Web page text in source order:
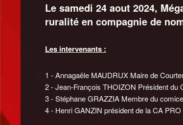
Le samedi 24 aout 2024,
ruralité en compagnie de
Les intervenants :
1 - Annagaële MAUDRUX Maire de
2 - Jean-François THOIZON Président du
3 - Stéphane GRAZZIA Membre du
4 - Henri GANZIN président de la CA